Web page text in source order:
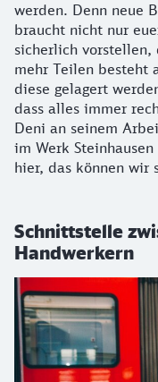
werden. Denn neue
braucht nicht nur
sicherlich vorstellen,
mehr Teilen besteht
diese gelagert
dass alles immer
Deni an seinem
im Werk
hier, das können wir
Schnittstelle
Handwerkern